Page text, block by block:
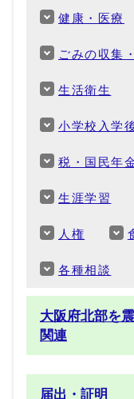
健康・医療
ごみの収集
生活衛生
小学校入学
税・国民年
生涯学習
人権
各種相談
大阪府北部を
関連
届出・証明